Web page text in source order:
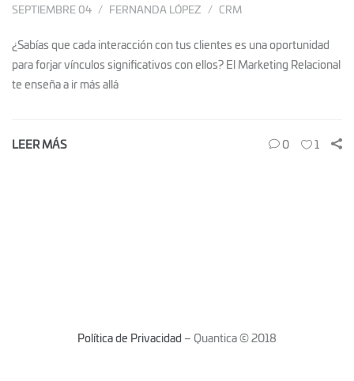
SEPTIEMBRE 04 FERNANDA LÓPEZ CRM
¿Sabías que cada interacción con tus clientes es una oportunidad
para forjar vínculos significativos con ellos? El Marketing Relacional
te enseña a ir más allá
LEER MÁS 0 1
Política de Privacidad – Quantica © 2018